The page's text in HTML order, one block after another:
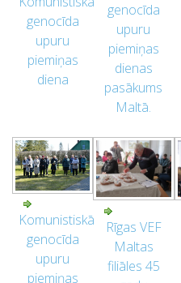
genocīda
upuru
piemiņas
diena
genocīda
upuru
piemiņas
dienas
pasākums
Maltā.
Komunistiskā
genocīda
upuru
piemiņas
Rīgas VEF
Maltas
filiāles 45